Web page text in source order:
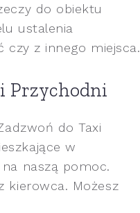
do obiektu
ustalenia
czy z innego miejsca.
Przychodni
do Taxi
w
naszą pomoc.
kierowca. Możesz